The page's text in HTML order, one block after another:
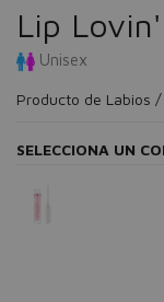
Lip
Unisex
Producto de Labios
SELECCIONA UN